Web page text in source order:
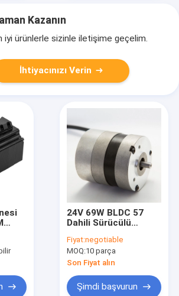
Kazanın
iyi ürünlerle sizinle iletişime geçelim.
İhtiyacınızı Verin
24V 69W BLDC 57
Dahili Sürücülü
Fiyat:negotiable
MOQ:10 parça
Son Fiyat alın
Şimdi başvurun